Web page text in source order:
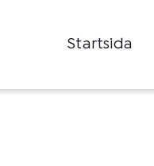
Startsida